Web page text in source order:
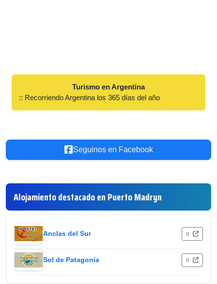
Turismo en Argentina
:: Recorriendo Argentina los 365 días del año
Seguinos en Facebook
Alojamiento destacado en Puerto Madryn
Anclas del Sur ir
Sol de Patagonia ir